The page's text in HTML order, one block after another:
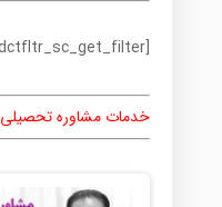
[prdctfltr_sc_get_filter]
خدمات مشاوره تحصیلی